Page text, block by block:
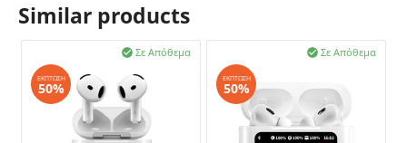
Similar products
Σε Απόθεμα

ΈΚΠΤΩΣΗ
50%
Σε Απόθεμα

ΈΚΠΤΩΣΗ
50%